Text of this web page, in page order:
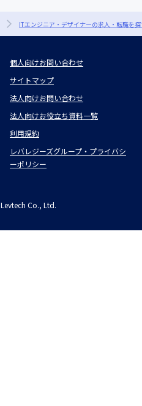
ITエンジニア・デザイナーの求人・転職を
個人向けお問い合わせ
サイトマップ
法人向けお問い合わせ
法人向けお役立ち資料一覧
利用規約
レバレジーズグループ・プライバシ
ーポリシー
Levtech Co., Ltd.